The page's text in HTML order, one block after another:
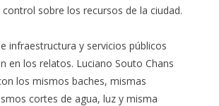
sobre los recursos de la ciudad.
infraestructura y servicios públicos
en los relatos. Luciano Souto Chans
los mismos baches, mismas
cortes de agua, luz y misma